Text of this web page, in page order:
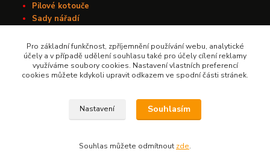
Pilové kotouče
Sady nářadí
Závitořezné nástroje
+420 603 209 791
Pro základní funkčnost, zpříjemnění používání webu, analytické
účely a v případě udělení souhlasu také pro účely cílení reklamy
využíváme soubory cookies. Nastavení vlastních preferencí
cookies můžete kdykoli upravit odkazem ve spodní části stránek.
Nastavení Souhlasím
Souhlas můžete odmítnout zde.